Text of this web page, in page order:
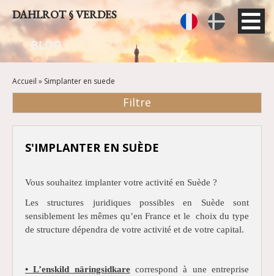
au
contenu
principal
DAHLROT § VERDES
PRÉSENTATION
BLOG
CONTACT
Fre
nch
Swe
dish
BLOG
Accueil Simplanter en suede
Filtre
S'IMPLANTER EN SUÈDE
Vous souhaitez implanter votre activité en Suède ?
Les structures juridiques possibles en Suède sont
sensiblement les mêmes qu’en France et le choix du type
de structure dépendra de votre activité et de votre capital.
• L’enskild näringsidkarecorrespond à une entreprise